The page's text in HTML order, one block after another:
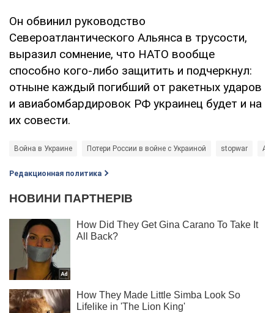
Он обвинил руководство
Североатлантического Альянса в трусости,
выразил сомнение, что НАТО вообще
способно кого-либо защитить и подчеркнул:
отныне каждый погибший от ракетных ударов
и авиабомбардировок РФ украинец будет и на
их совести.
Война в Украине Потери России в войне с Украиной stopwar
Редакционная политика